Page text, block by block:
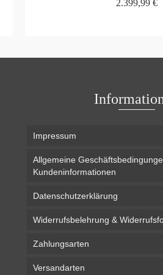
2.399,99 €
Impressum
Allgemeine
Kundeninformationen
Datenschutzerklärung
Widerrufsbelehrung &
Zahlungsarten
Versandarten